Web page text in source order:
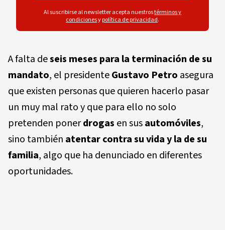
Al suscribirse al newsletter acepta nuestrostérminos y
condicionesypolítica de privacidad.
A falta deseis meses para la terminación de su
mandato, el presidenteGustavo Petro asegura
que existen personas que quieren hacerlo pasar
un muy mal rato y que para ello no solo
pretenden ponerdrogas en susautomóviles,
sino también atentar contra su vida y la de su
familia, algo que ha denunciado en diferentes
oportunidades.